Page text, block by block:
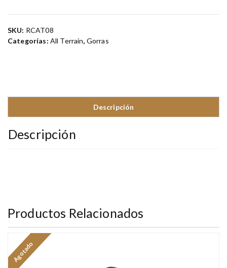
SKU: RCAT08
Categorías: All Terrain, Gorras
Descripción
Descripción
Productos Relacionados
Agotado